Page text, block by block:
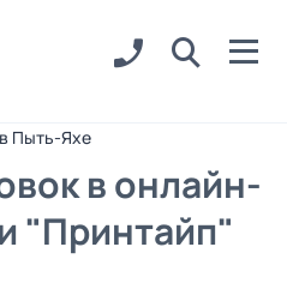
Пыть-Яхе
в онлайн-
"Принтайп"